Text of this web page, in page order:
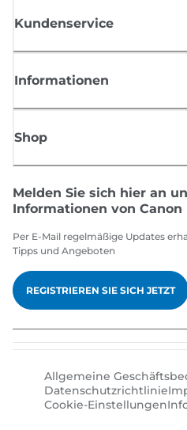
Kundenservice
Informationen
Shop
Melden Sie sich hier an
Informationen von Canon
Per E-Mail regelmäßige Updates
Tipps und Angeboten
REGISTRIEREN SIE SICH JETZT
Allgemeine
Datenschutzrichtlinie
Cookie-Einstellungen